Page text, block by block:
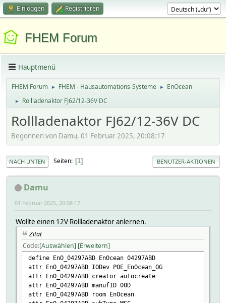
Einloggen Registrieren
FHEM Forum
Hauptmenü
FHEM Forum ► FHEM - Hausautomations-Systeme ► EnOcean
► Rollladenaktor FJ62/12-36V DC
Rollladenaktor FJ62/12-36V DC
Begonnen von Damu, 01 Februar 2025, 20:08:17
NACH UNTEN Seiten 1 BENUTZER-AKTIONEN
Damu
01 Februar 2025, 20:08:17
Wollte einen 12V Rollladenaktor anlernen.
Zitat
Code Auswählen Erweitern
define EnO_04297ABD EnOcean 04297ABD
attr EnO_04297ABD IODev POE_EnOcean_OG
attr EnO_04297ABD creator autocreate
attr EnO_04297ABD manufID 00D
attr EnO_04297ABD room EnOcean